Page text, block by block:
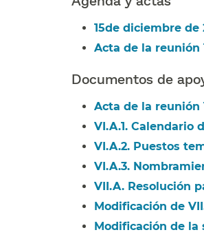
15de diciembre de
Acta de la reunión
Documentos de
Acta de la reunión
VI.A.1. Calendario
VI.A.2. Puestos
VI.A.3.
VII.A. Resolución
Modificación de
Modificación de la